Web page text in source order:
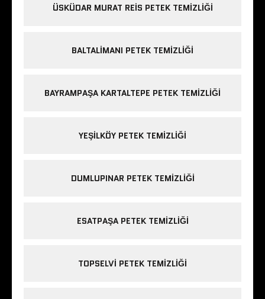
ÜSKÜDAR MURAT REIS PETEK TEMIZLIĞI
BALTALIMANI PETEK TEMIZLIĞI
BAYRAMPAŞA KARTALTEPE PETEK TEMIZLIĞI
YEŞILKÖY PETEK TEMIZLIĞI
DUMLUPINAR PETEK TEMIZLIĞI
ESATPAŞA PETEK TEMIZLIĞI
TOPSELVI PETEK TEMIZLIĞI